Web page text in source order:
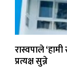
रास्वपाले
प्रत्यक्ष सुन्ने